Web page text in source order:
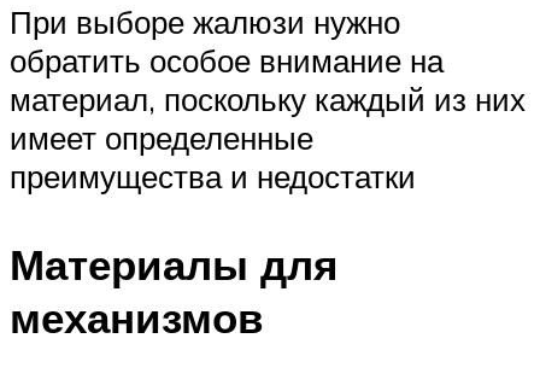
При выборе жалюзи нужно
обратить особое внимание на
материал, поскольку каждый из них
имеет определенные
преимущества и недостатки
Материалы для
механизмов